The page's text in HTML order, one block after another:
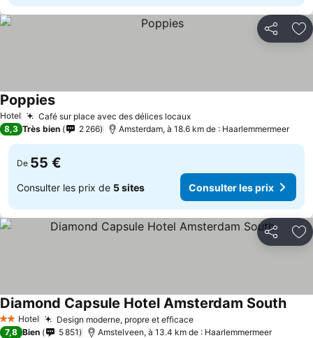
Partager
Hotel Café sur place avec des délices locaux
Poppies
8,3 Très bien 2 266 Amsterdam, à 18.6 km de : Haarlemmermeer
De 55 €
Consulter les prix de 5 sites Consulter les prix
Partager
2 Étoiles
Hotel Design moderne, propre et efficace
Diamond Capsule Hotel Amsterdam South
7,8 Bien 5 851 Amstelveen, à 13.4 km de : Haarlemmermeer